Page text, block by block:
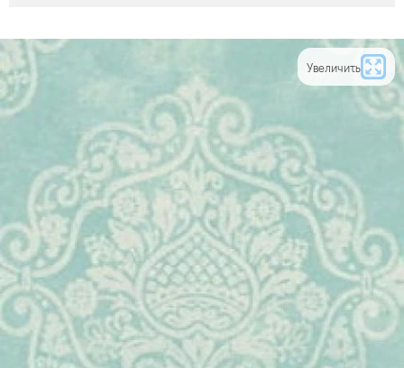
Увеличить